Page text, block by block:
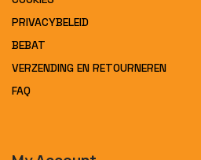
PRIVACYBELEID
BEBAT
VERZENDING EN RETOURNEREN
FAQ